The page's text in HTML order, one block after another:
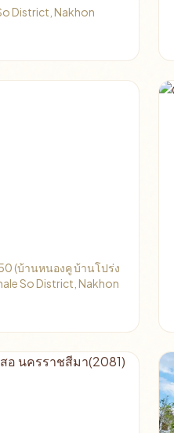
District, Nakhon
(บ้านหนองคู บ้านโปร่ง
So District, Nakhon